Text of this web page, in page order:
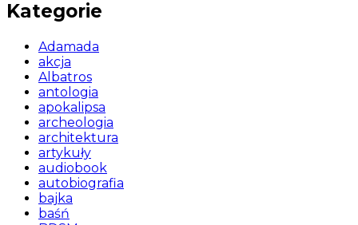
Kategorie
Adamada
akcja
Albatros
antologia
apokalipsa
archeologia
architektura
artykuły
audiobook
autobiografia
bajka
baśń